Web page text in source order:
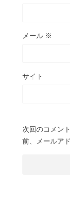
メール ※
サイト
次回のコメン
前、メールア